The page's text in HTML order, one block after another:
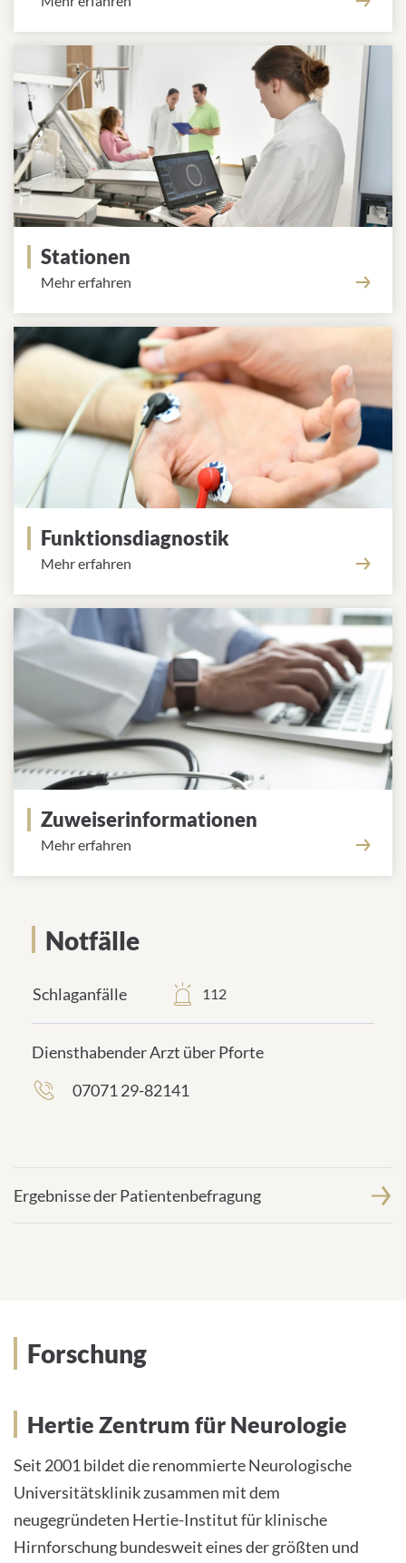
Stationen
Mehr erfahren
Funktionsdiagnostik
Mehr erfahren
Zuweiserinformationen
Mehr erfahren
Notfälle
Schlaganfälle 112
Diensthabender Arzt über Pforte
frontend.sr-
07071 29-82141
Ergebnisse der Patientenbefragung
Forschung
Hertie Zentrum für Neurologie
Seit 2001 bildet die renommierte Neurologische
Universitätsklinik zusammen mit dem
neugegründeten Hertie-Institut für klinische
Hirnforschung bundesweit eines der größten und